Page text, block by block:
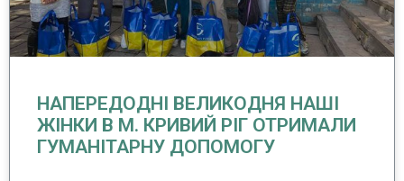
НАПЕРЕДОДНІ ВЕЛИКОДНЯ НАШІ
ЖІНКИ В М. КРИВИЙ РІГ ОТРИМАЛИ
ГУМАНІТАРНУ ДОПОМОГУ